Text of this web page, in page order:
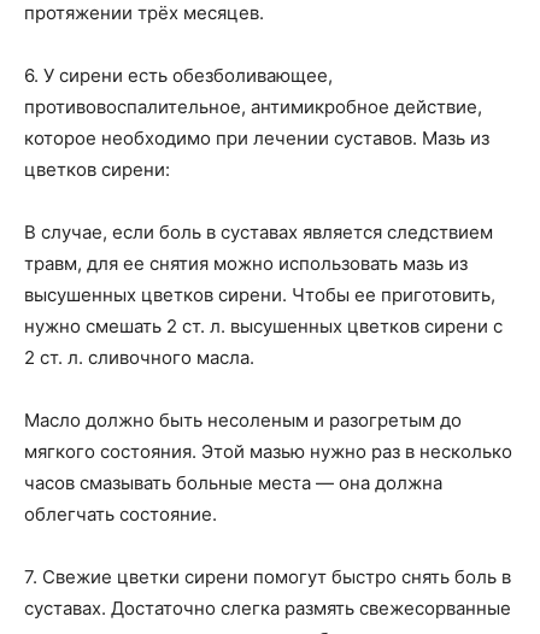
протяжении трёх месяцев.
6. У сирени есть обезболивающее,
противовоспалительное, антимикробное действие,
которое необходимо при лечении суставов. Мазь из
цветков сирени:
В случае, если боль в суставах является следствием
травм, для ее снятия можно использовать мазь из
высушенных цветков сирени. Чтобы ее приготовить,
нужно смешать 2 ст. л. высушенных цветков сирени с
2 ст. л. сливочного масла.
Масло должно быть несоленым и разогретым до
мягкого состояния. Этой мазью нужно раз в несколько
часов смазывать больные места — она должна
облегчать состояние.
7. Свежие цветки сирени помогут быстро снять боль в
суставах. Достаточно слегка размять свежесорванные